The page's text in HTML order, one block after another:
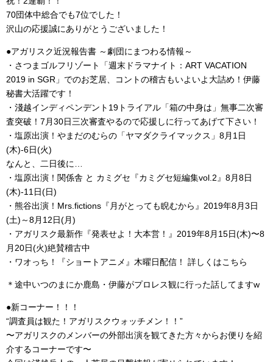
70団体中総合でも7位でした！
沢山の応援誠にありがとうございました！
●アガリスク近況報告書 ～劇団にまつわる情報～
・さつまゴルフリゾート「週末ドラマナイト：ART VACATION
2019 in SGR」でのお芝居、コントの稽古もいよいよ大詰め！伊藤
秘書大活躍です！
・淺越インディペンデント19トライアル「箱の中身は」無事二次審
査突破！7月30日三次審査やるので応援しに行ってあげて下さい！
・塩原出演！やまだのむらの「ヤマダクライマックス」8月1日
(木)-6日(火)
なんと、二日後に…
・塩原出演！関係舎 と カミグセ『カミグセ短編集vol.2』8月8日
(木)-11日(日)
・熊谷出演！Mrs.fictions『月がとっても睨むから』2019年8月3日
(土)～8月12日(月)
・アガリスク最新作『発表せよ！大本営！』2019年8月15日(木)〜8
月20日(火)絶賛稽古中
・ワオっち！『ショートアニメ』木曜日配信！ 詳しくはこちら
＊途中いつのまにか鹿島・伊藤がプロレス観に行った話してますw
●新コーナー！！！
“調査員は観た！アガリスクウォッチメン！！”
〜アガリスクのメンバーの外部出演を観てきた方々からお便りを紹
介するコーナーです〜